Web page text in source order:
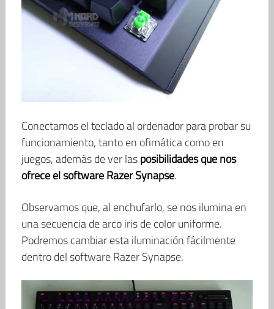
Conectamos el teclado al ordenador para probar su
funcionamiento, tanto en ofimática como en
juegos, además de ver lasposibilidades que nos
ofrece el software Razer Synapse.
Observamos que, al enchufarlo, se nos ilumina en
una secuencia de arco iris de color uniforme.
Podremos cambiar esta iluminación fácilmente
dentro del software Razer Synapse.